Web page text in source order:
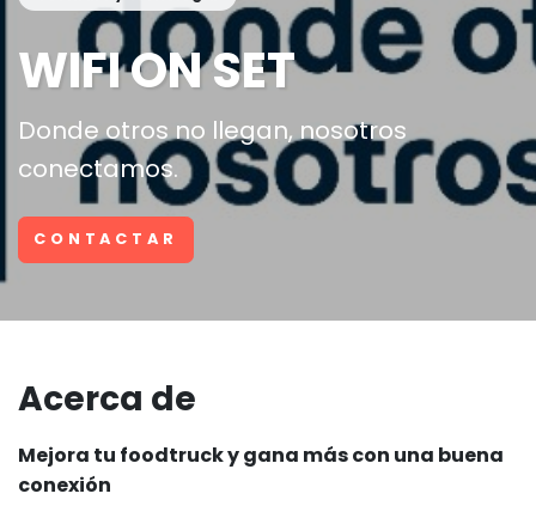
WIFI ON SET
Donde otros no llegan, nosotros
conectamos.
CONTACTAR
Acerca de
Mejora tu foodtruck y gana más con una buena
conexión